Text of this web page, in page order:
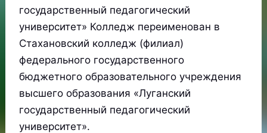
государственный педагогический
университет» Колледж переименован в
Стахановский колледж (филиал)
федерального государственного
бюджетного образовательного учреждения
высшего образования «Луганский
государственный педагогический
университет».